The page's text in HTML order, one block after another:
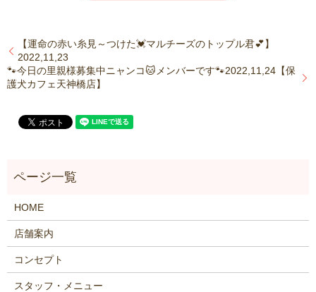
【運命の赤い糸見～つけた💓マルチーズのトップル君💕】
2022,11,23
🐾今日の里親様募集中ニャンコ🐱メンバーです🐾2022,11,24【保
護犬カフェ天神橋店】
HOME
店舗案内
コンセプト
スタッフ・メニュー